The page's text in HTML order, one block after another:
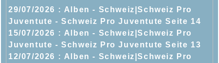
29/07/2026 : Alben - Schweiz|Schweiz Pro
Juventute - Schweiz Pro Juventute Seite 14
15/07/2026 : Alben - Schweiz|Schweiz Pro
Juventute - Schweiz Pro Juventute Seite 13
12/07/2026 : Alben - Schweiz|Schweiz Pro